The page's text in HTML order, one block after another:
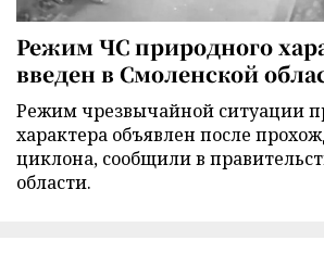
Режим ЧС природного
введен в Смоленской
Режим чрезвычайной ситуации
характера объявлен после
циклона, сообщили в
области.